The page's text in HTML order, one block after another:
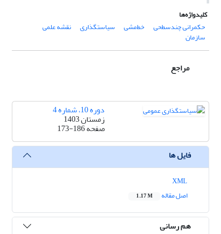
کلیدواژه‌ها
حکمرانی چندسطحی
خط‌مشی سیاستگذاری نقشه علمی
سازمان
مراجع
دوره 10، شماره 4
زمستان 1403
صفحه173-186
فایل ها
اصل مقاله
1.17 M
هم رسانی